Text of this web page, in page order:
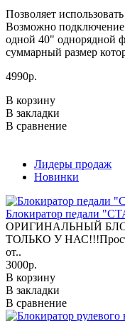
Позволяет
Возможно
одной 40" однорядной
суммарный размер
4990р.
В корзину
В закладки
В сравнение
Лидеры продаж
Новинки
Блокиратор педали
ОРИГИНАЛЬНЫЙ
ТОЛЬКО У
от..
3000р.
В корзину
В закладки
В сравнение